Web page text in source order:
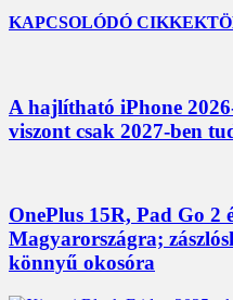
KAPCSOLÓDÓ CIKKEK
A hajlítható iPhone
viszont csak 2027-ben
OnePlus 15R, Pad Go 2
Magyarországra;
könnyű okosóra